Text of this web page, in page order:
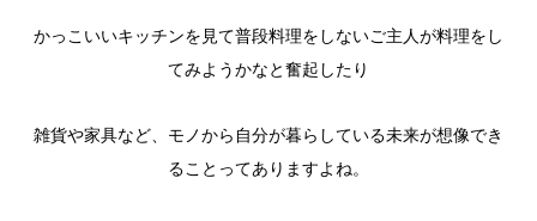
かっこいいキッチンを見て普段料理をしないご主人が料理をし
てみようかなと奮起したり
雑貨や家具など、モノから自分が暮らしている未来が想像でき
ることってありますよね。